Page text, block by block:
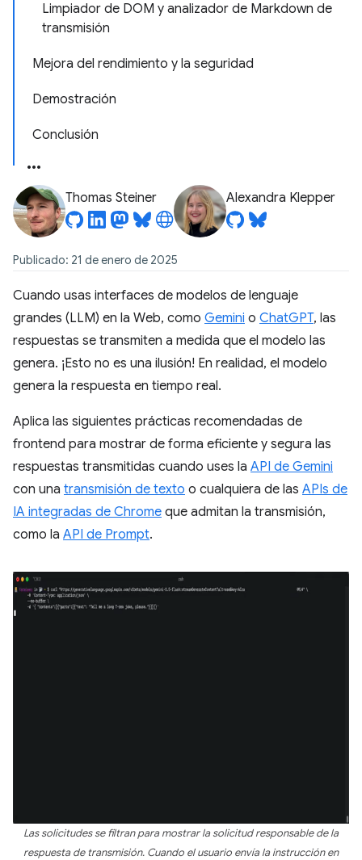
Limpiador de DOM y analizador de Markdown de
transmisión
Mejora del rendimiento y la seguridad
Demostración
Conclusión
Thomas Steiner Alexandra Klepper
Publicado: 21 de enero de 2025
Cuando usas interfaces de modelos de lenguaje
grandes (LLM) en la Web, como Gemini o ChatGPT, las
respuestas se transmiten a medida que el modelo las
genera. ¡Esto no es una ilusión! En realidad, el modelo
genera la respuesta en tiempo real.
Aplica las siguientes prácticas recomendadas de
frontend para mostrar de forma eficiente y segura las
respuestas transmitidas cuando uses la API de Gemini
con una transmisión de texto o cualquiera de las APIs de
IA integradas de Chrome que admitan la transmisión,
como la API de Prompt.
Las solicitudes se filtran para mostrar la solicitud responsable de la
respuesta de transmisión. Cuando el usuario envía la instrucción en